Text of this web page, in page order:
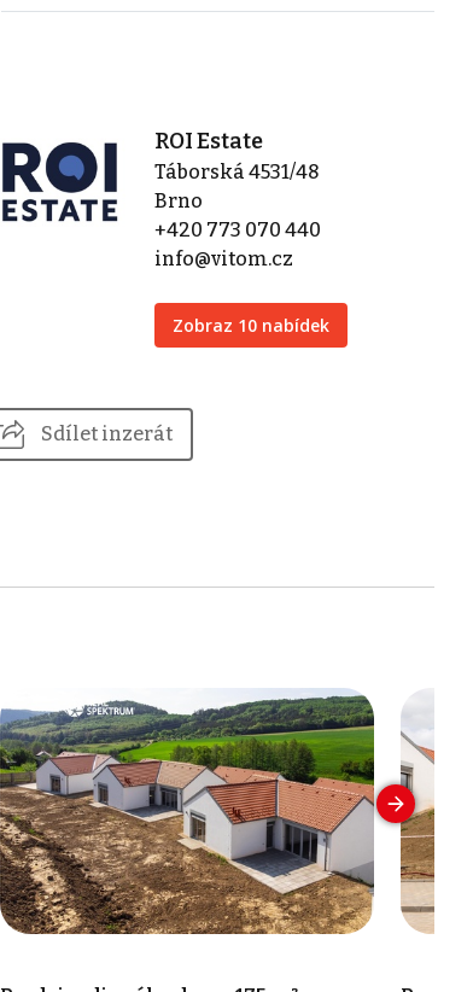
ROI Estate
Táborská 4531/48
Brno
+420 773 070 440
info@vitom.cz
Zobraz 10 nabídek
Sdílet inzerát